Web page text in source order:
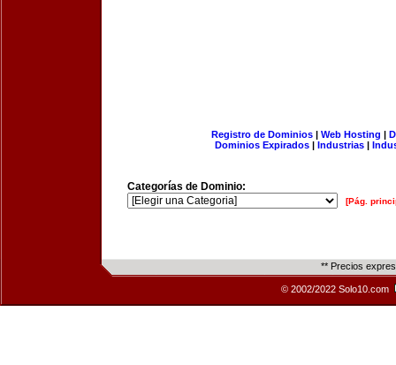
Registro de Dominios| Web Hosting |
Dominios Expirados | Industrias |
Categorías de Dominio:
[Pág.
** Precios
© 2002/2022 Solo10.com